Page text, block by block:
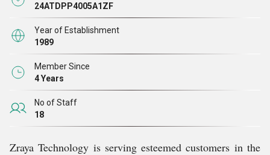
ग्राहकों से मिलने वाले हर ऑर्डर की शीघ्र डिलीवरी सुनिश्चित करते
हैं। हम खुद को एक प्रतिष्ठित कंपनी के रूप में स्थापित करने के
लिए न केवल ग्राहकों की अपेक्षाओं को पार करके बाजार की
आवश्यकताओं को पूरा करने के लिए कड़ी मेहनत
24ATDPP4005A1ZF
Year of Establishment
1989
Member Since
4 Years
No of Staff
18
Zraya Technology is serving esteemed customers in the